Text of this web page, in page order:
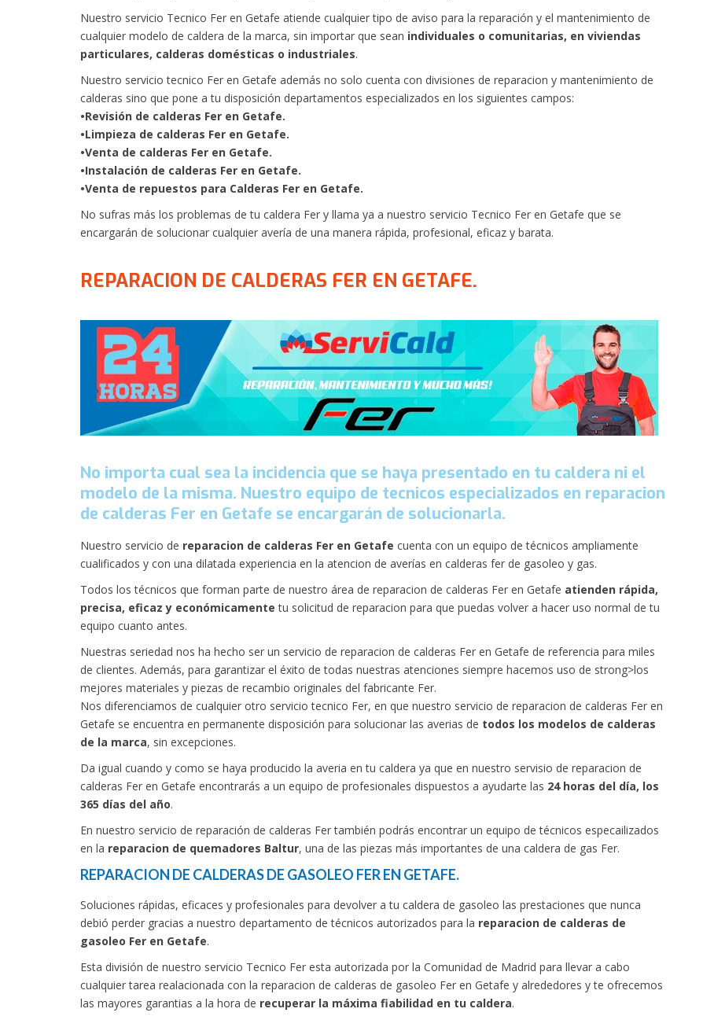
Nuestro servicio Tecnico Fer en Getafe atiende cualquier tipo de aviso para la reparación y el mantenimiento de
cualquier modelo de caldera de la marca, sin importar que sean individuales o comunitarias, en viviendas
particulares, calderas domésticas o industriales.
Nuestro servicio tecnico Fer en Getafe además no solo cuenta con divisiones de reparacion y mantenimiento de
calderas sino que pone a tu disposición departamentos especializados en los siguientes campos:
•Revisión de calderas Fer en Getafe.
•Limpieza de calderas Fer en Getafe.
•Venta de calderas Fer en Getafe.
•Instalación de calderas Fer en Getafe.
•Venta de repuestos para Calderas Fer en Getafe.
No sufras más los problemas de tu caldera Fer y llama ya a nuestro servicio Tecnico Fer en Getafe que se
encargarán de solucionar cualquier avería de una manera rápida, profesional, eficaz y barata.
REPARACION DE CALDERAS FER EN GETAFE.
No importa cual sea la incidencia que se haya presentado en tu caldera ni el
modelo de la misma. Nuestro equipo de tecnicos especializados en reparacion
de calderas Fer en Getafe se encargarán de solucionarla.
Nuestro servicio de reparacion de calderas Fer en Getafe cuenta con un equipo de técnicos ampliamente
cualificados y con una dilatada experiencia en la atencion de averías en calderas fer de gasoleo y gas.
Todos los técnicos que forman parte de nuestro área de reparacion de calderas Fer en Getafe atienden rápida,
precisa, eficaz y económicamente tu solicitud de reparacion para que puedas volver a hacer uso normal de tu
equipo cuanto antes.
Nuestras seriedad nos ha hecho ser un servicio de reparacion de calderas Fer en Getafe de referencia para miles
de clientes. Además, para garantizar el éxito de todas nuestras atenciones siempre hacemos uso de strong>los
mejores materiales y piezas de recambio originales del fabricante Fer.
Nos diferenciamos de cualquier otro servicio tecnico Fer, en que nuestro servicio de reparacion de calderas Fer en
Getafe se encuentra en permanente disposición para solucionar las averias de todos los modelos de calderas
de la marca, sin excepciones.
Da igual cuando y como se haya producido la averia en tu caldera ya que en nuestro servisio de reparacion de
calderas Fer en Getafe encontrarás a un equipo de profesionales dispuestos a ayudarte las 24 horas del día, los
365 días del año.
En nuestro servicio de reparación de calderas Fer también podrás encontrar un equipo de técnicos especailizados
en la reparacion de quemadores Baltur, una de las piezas más importantes de una caldera de gas Fer.
REPARACION DE CALDERAS DE GASOLEO FER EN GETAFE.
Soluciones rápidas, eficaces y profesionales para devolver a tu caldera de gasoleo las prestaciones que nunca
debió perder gracias a nuestro departamento de técnicos autorizados para la reparacion de calderas de
gasoleo Fer en Getafe.
Esta división de nuestro servicio Tecnico Fer esta autorizada por la Comunidad de Madrid para llevar a cabo
cualquier tarea realacionada con la reparacion de calderas de gasoleo Fer en Getafe y alrededores y te ofrecemos
las mayores garantias a la hora de recuperar la máxima fiabilidad en tu caldera.